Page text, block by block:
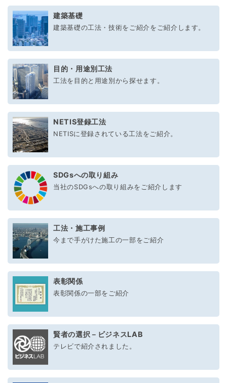
建築基礎
建築基礎の工法・技術をご紹介をご紹介します。
目的・用途別工法
工法を目的と用途別から探せます。
NETIS登録工法
NETISに登録されている工法をご紹介。
SDGsへの取り組み
当社のSDGsへの取り組みをご紹介します
工法・施工事例
今まで手がけた施工の一部をご紹介
表彰関係
表彰関係の一部をご紹介
賢者の選択－ビジネスLAB
テレビで紹介されました。